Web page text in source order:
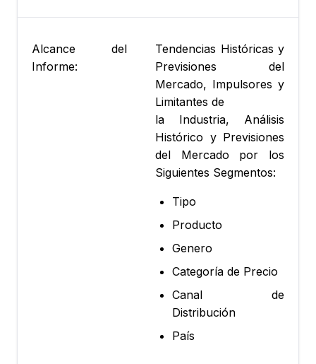
Alcance del
Informe:
Tendencias Históricas y
Previsiones del
Mercado, Impulsores y
Limitantes de
la Industria, Análisis
Histórico y Previsiones
del Mercado por los
Siguientes Segmentos:
Tipo
Producto
Genero
Categoría de Precio
Canal de
Distribución
País